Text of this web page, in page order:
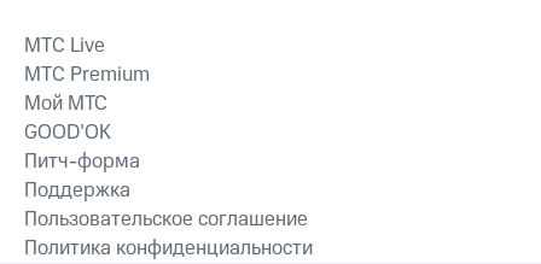
MTС Live
MTС Premium
Мой МТС
GOOD’OK
Питч-форма
Поддержка
Пользовательское соглашение
Политика конфиденциальности